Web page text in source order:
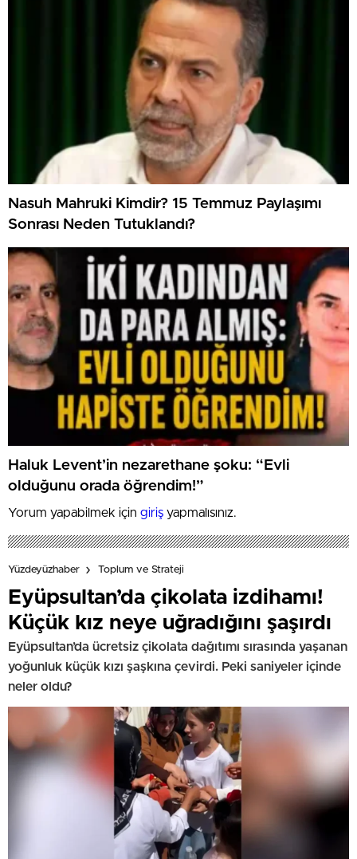
Nasuh Mahruki Kimdir? 15 Temmuz Paylaşımı
Sonrası Neden Tutuklandı?
Haluk Levent’in nezarethane şoku: “Evli
olduğunu orada öğrendim!”
Yorum yapabilmek için giriş yapmalısınız.
Yüzdeyüzhaber Toplum ve Strateji
Eyüpsultan’da çikolata izdihamı!
Küçük kız neye uğradığını şaşırdı
Eyüpsultan’da ücretsiz çikolata dağıtımı sırasında yaşanan
yoğunluk küçük kızı şaşkına çevirdi. Peki saniyeler içinde
neler oldu?